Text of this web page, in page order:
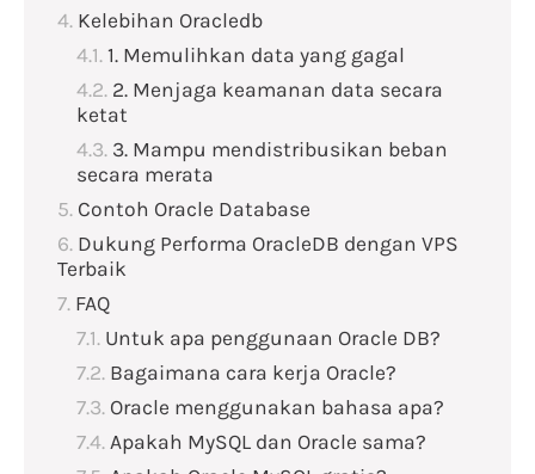
Kelebihan Oracledb
1. Memulihkan data yang gagal
2. Menjaga keamanan data secara
ketat
3. Mampu mendistribusikan beban
secara merata
Contoh Oracle Database​
Dukung Performa OracleDB dengan VPS
Terbaik
FAQ
Untuk apa penggunaan Oracle DB?
Bagaimana cara kerja Oracle?
Oracle menggunakan bahasa apa?
Apakah MySQL dan Oracle sama?